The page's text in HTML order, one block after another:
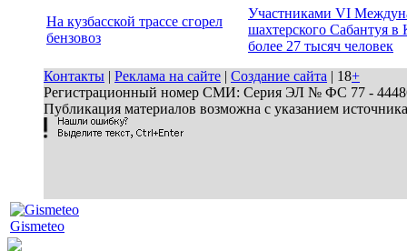
На кузбасской трассе сгорел
бензовоз
Участниками VI
шахтерского Сабантуя в
более 27 тысяч человек
Контакты | Реклама на сайте | Создание сайта | 18+
Регистрационный номер СМИ: Серия ЭЛ № ФС 77 - 44486
Публикация материалов возможна с указанием
Gismeteo